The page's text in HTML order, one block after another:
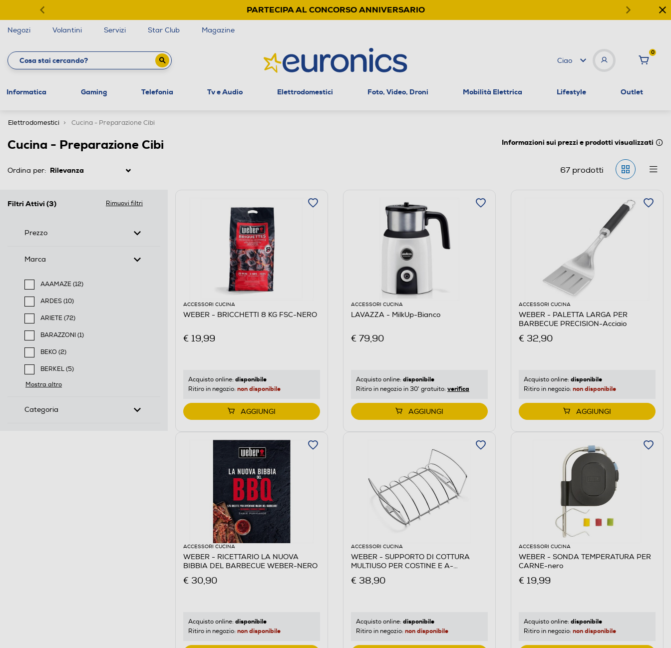
PARTECIPA AL CONCORSO ANNIVERSARIO
Negozi Volantini Servizi Star Club Magazine
Ciao
0
Informatica Gaming Telefonia Tv e Audio Elettrodomestici Foto, Video, Droni Mobilità Elettrica Lifestyle Outlet
Elettrodomestici Cucina - Preparazione Cibi
Cucina - Preparazione Cibi Informazioni sui prezzi e prodotti visualizzati
Ordina per: 67prodotti
Filtri Attivi (3) Rimuovi filtri
Prezzo
Marca
AAAMAZE (12)
Filtra per Marca: AAAMAZE
ARDES (10)
Filtra per Marca: ARDES
ARIETE (72)
Filtra per Marca: ARIETE
BARAZZONI (1)
Filtra per Marca: BARAZZONI
BEKO (2)
Filtra per Marca: BEKO
BERKEL (5)
Filtra per Marca: BERKEL
Mostra altro
Categoria
ACCESSORI CUCINA
WEBER - BRICCHETTI 8 KG FSC-NERO
€ 19,99
Acquisto online: disponibile
Ritiro in negozio: non disponibile
AGGIUNGI
ACCESSORI CUCINA
LAVAZZA - MilkUp-Bianco
€ 79,90
Acquisto online: disponibile
Ritiro in negozio in 30' gratuito: verifica
AGGIUNGI
ACCESSORI CUCINA
WEBER - PALETTA LARGA PER
BARBECUE PRECISION-Acciaio
€ 32,90
Acquisto online: disponibile
Ritiro in negozio: non disponibile
AGGIUNGI
ACCESSORI CUCINA
WEBER - RICETTARIO LA NUOVA
BIBBIA DEL BARBECUE WEBER-NERO
€ 30,90
Acquisto online: disponibile
Ritiro in negozio: non disponibile
ACCESSORI CUCINA
WEBER - SUPPORTO DI COTTURA
MULTIUSO PER COSTINE E A-
€ 38,90
Acquisto online: disponibile
Ritiro in negozio: non disponibile
ACCESSORI CUCINA
WEBER - SONDA TEMPERATURA PER
CARNE-nero
€ 19,99
Acquisto online: disponibile
Ritiro in negozio: non disponibile